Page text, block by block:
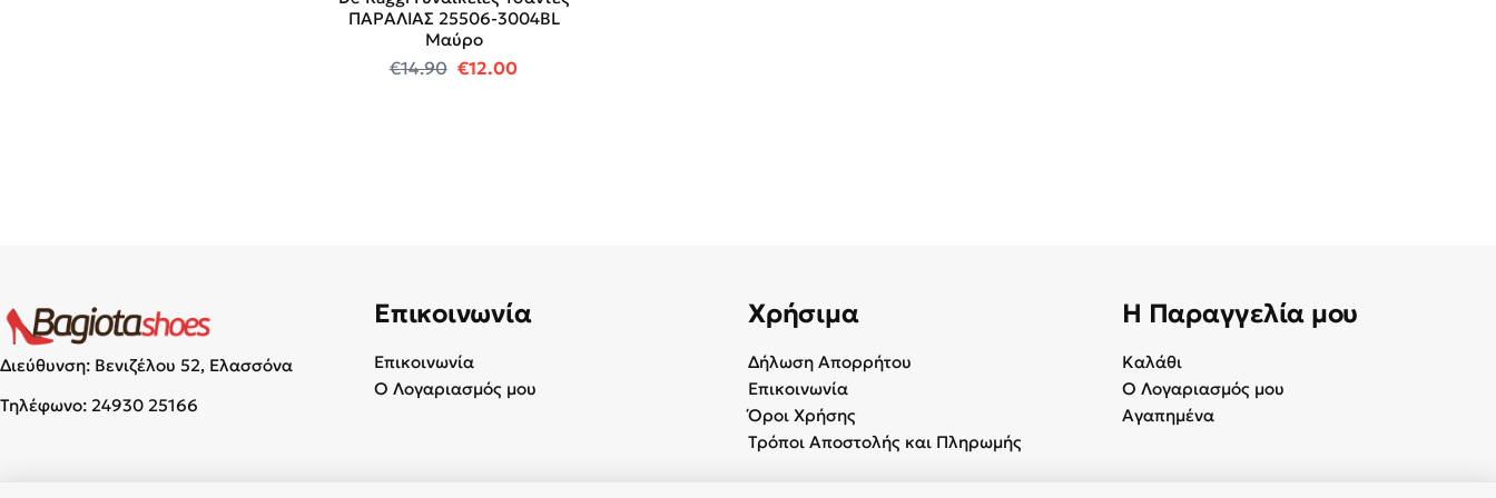
ΠΑΡΑΛΙΑΣ 25506-3004BL
Μαύρο
€14.90 Original price was: €14.90.
€12.00Η τρέχουσα τιμή είναι: €12.00.
Διεύθυνση: Βενιζέλου 52, Ελασσόνα
Τηλέφωνο: 24930 25166
Επικοινωνία
Επικοινωνία
Ο Λογαριασμός μου
Χρήσιμα
Δήλωση Απορρήτου
Επικοινωνία
Όροι Χρήσης
Τρόποι Αποστολής και Πληρωμής
Η Παραγγελία μου
Καλάθι
Ο Λογαριασμός μου
Αγαπημένα